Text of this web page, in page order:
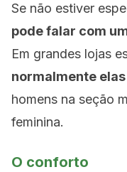
Se não estiver
pode falar com
Em grandes lojas
normalmente
homens na seção
feminina.
O conforto